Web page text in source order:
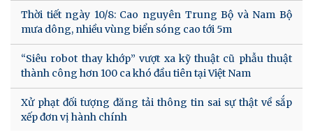
Thời tiết ngày 10/8: Cao nguyên Trung Bộ và Nam Bộ
mưa dông, nhiều vùng biển sóng cao tới 5m
“Siêu robot thay khớp” vượt xa kỹ thuật cũ phẫu thuật
thành công hơn 100 ca khó đầu tiên tại Việt Nam
Xử phạt đối tượng đăng tải thông tin sai sự thật về sắp
xếp đơn vị hành chính